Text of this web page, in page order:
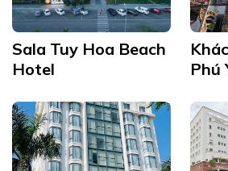
Sala Tuy Hoa Beach
Hotel
Phú